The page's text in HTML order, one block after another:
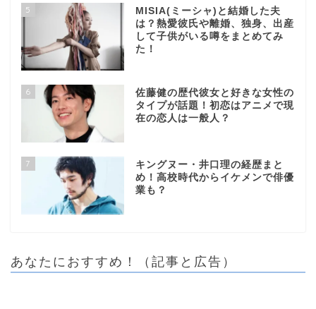
5
MISIA(ミーシャ)と結婚した夫
は？熱愛彼氏や離婚、独身、出産
して子供がいる噂をまとめてみ
た！
6
佐藤健の歴代彼女と好きな女性の
タイプが話題！初恋はアニメで現
在の恋人は一般人？
7
キングヌー・井口理の経歴まと
め！高校時代からイケメンで俳優
業も？
あなたにおすすめ！（記事と広告）